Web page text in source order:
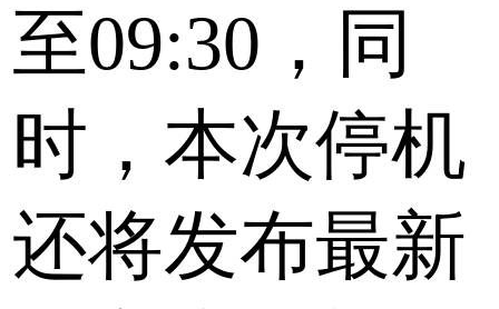
至09:30，同
时，本次停机
还将发布最新